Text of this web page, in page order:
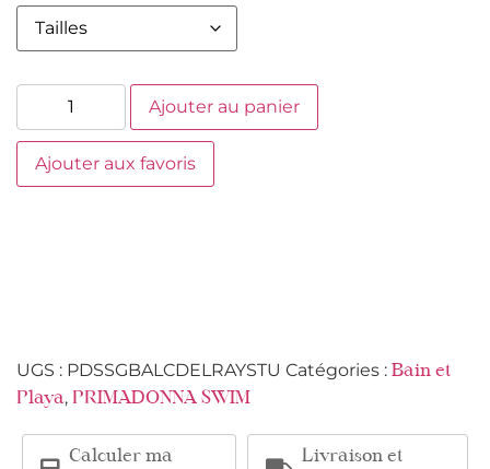
Ajouter au panier
Ajouter aux favoris
UGS : PDSSGBALCDELRAYSTU Catégories : Bain et
Playa, PRIMADONNA SWIM
Calculer ma
Livraison et